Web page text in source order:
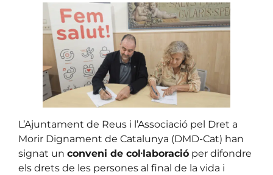
L’Ajuntament de Reus i l’Associació pel Dret a
Morir Dignament de Catalunya (DMD-Cat) han
signat un conveni de col·laboració per difondre
els drets de les persones al final de la vida i